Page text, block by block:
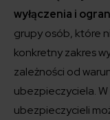
wyłączenia i
grupy osób, które
konkretny zakres
zależności od
ubezpieczyciela.
ubezpieczycieli